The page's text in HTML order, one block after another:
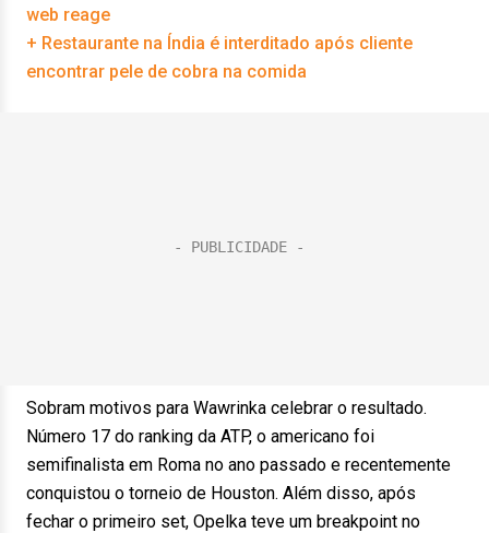
web reage
+ Restaurante na Índia é interditado após cliente
encontrar pele de cobra na comida
Sobram motivos para Wawrinka celebrar o resultado.
Número 17 do ranking da ATP, o americano foi
semifinalista em Roma no ano passado e recentemente
conquistou o torneio de Houston. Além disso, após
fechar o primeiro set, Opelka teve um breakpoint no